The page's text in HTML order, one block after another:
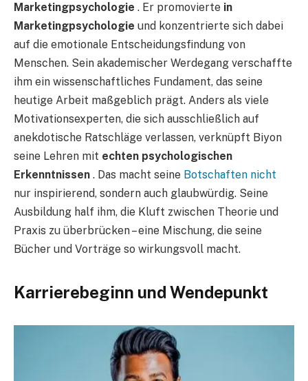
Marketingpsychologie . Er promovierte in
Marketingpsychologie und konzentrierte sich dabei
auf die emotionale Entscheidungsfindung von
Menschen. Sein akademischer Werdegang verschaffte
ihm ein wissenschaftliches Fundament, das seine
heutige Arbeit maßgeblich prägt. Anders als viele
Motivationsexperten, die sich ausschließlich auf
anekdotische Ratschläge verlassen, verknüpft Biyon
seine Lehren mit echten psychologischen
Erkenntnissen . Das macht seine Botschaften nicht
nur inspirierend, sondern auch glaubwürdig. Seine
Ausbildung half ihm, die Kluft zwischen Theorie und
Praxis zu überbrücken – eine Mischung, die seine
Bücher und Vorträge so wirkungsvoll macht.
Karrierebeginn und Wendepunkt